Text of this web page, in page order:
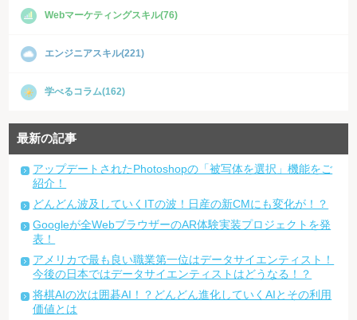
Webマーケティングスキル(76)
エンジニアスキル(221)
学べるコラム(162)
最新の記事
アップデートされたPhotoshopの「被写体を選択」機能をご
紹介！
どんどん波及していくITの波！日産の新CMにも変化が！？
Googleが全WebブラウザーのAR体験実装プロジェクトを発
表！
アメリカで最も良い職業第一位はデータサイエンティスト！
今後の日本ではデータサイエンティストはどうなる！？
将棋AIの次は囲碁AI！？どんどん進化していくAIとその利用
価値とは